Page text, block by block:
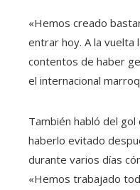
«Hemos creado
entrar hoy. A la vuelta
contentos de haber
el internacional
También habló del
haberlo evitado
durante varios días
«Hemos trabajado